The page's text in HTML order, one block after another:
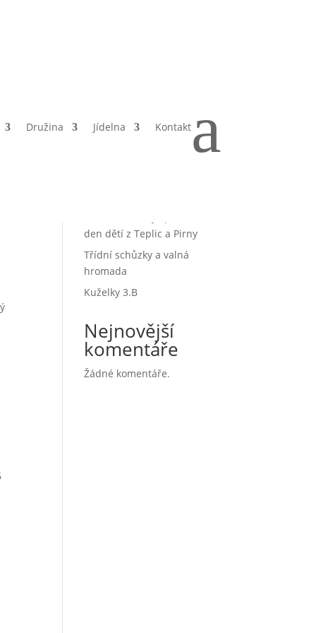
Družina Jídelna Kontakta
příspěvky
ŠVP – Prostřední mlýn 22.6 –
den dětí z Teplic a Pirny
Třídní schůzky a valná
hromada
Kuželky 3.B
Nejnovější
komentáře
Žádné komentáře.